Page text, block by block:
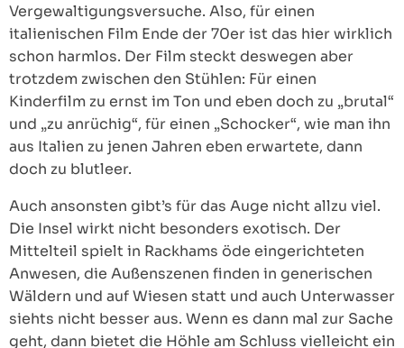
Vergewaltigungsversuche. Also, für einen
italienischen Film Ende der 70er ist das hier wirklich
schon harmlos. Der Film steckt deswegen aber
trotzdem zwischen den Stühlen: Für einen
Kinderfilm zu ernst im Ton und eben doch zu „brutal“
und „zu anrüchig“, für einen „Schocker“, wie man ihn
aus Italien zu jenen Jahren eben erwartete, dann
doch zu blutleer.
Auch ansonsten gibt’s für das Auge nicht allzu viel.
Die Insel wirkt nicht besonders exotisch. Der
Mittelteil spielt in Rackhams öde eingerichteten
Anwesen, die Außenszenen finden in generischen
Wäldern und auf Wiesen statt und auch Unterwasser
siehts nicht besser aus. Wenn es dann mal zur Sache
geht, dann bietet die Höhle am Schluss vielleicht ein